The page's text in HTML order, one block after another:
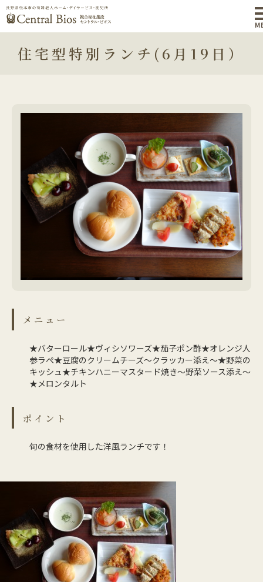
住宅型特別ランチ(6月19日）
メニュー
★バターロール★ヴィシソワーズ★茄子ポン酢★オレンジ人
参ラぺ★豆腐のクリームチーズ～クラッカー添え～★野菜の
キッシュ★チキンハニーマスタード焼き～野菜ソース添え～
★メロンタルト
ポイント
旬の食材を使用した洋風ランチです！